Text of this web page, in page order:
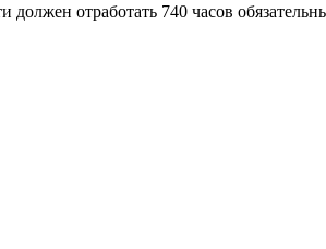
отработать 740 часов